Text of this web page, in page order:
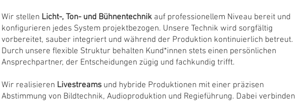
Wir stellen Licht-, Ton- und Bühnentechnik auf professionellem Niveau bereit und
konfigurieren jedes System projektbezogen. Unsere Technik wird sorgfältig
vorbereitet, sauber integriert und während der Produktion kontinuierlich betreut.
Durch unsere flexible Struktur behalten Kund*innen stets einen persönlichen
Ansprechpartner, der Entscheidungen zügig und fachkundig trifft.
Wir realisieren Livestreamsund hybride Produktionen mit einer präzisen
Abstimmung von Bildtechnik, Audioproduktion und Regieführung. Dabei verbinden